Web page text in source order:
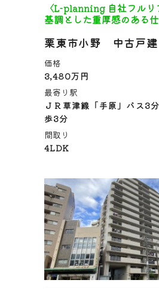
〈L-planning 自社フルリ
基調とした重厚感のある
栗東市小野 中古戸建
価格
3,480万円
最寄り駅
ＪＲ草津線「手原」バス3
歩3分
間取り
4LDK